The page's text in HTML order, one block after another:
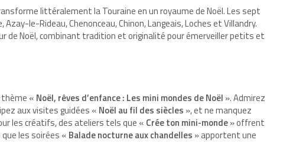
littéralement la Touraine en un royaume de Noël. Les sept
le-Rideau, Chenonceau, Chinon, Langeais, Loches et Villandry.
de Noël, combinant tradition et originalité pour émerveiller petits et
thème « Noël, rêves d’enfance : Les mini mondes de Noël ». Admirez
aux visites guidées « Noël au fil des siècles », et ne manquez
les créatifs, des ateliers tels que « Crée ton mini-monde» offrent
les soirées « Balade nocturne aux chandelles » apportent une